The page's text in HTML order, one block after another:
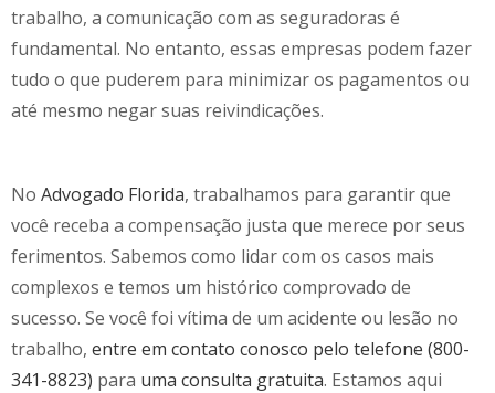
trabalho, a comunicação com as seguradoras é
fundamental. No entanto, essas empresas podem fazer
tudo o que puderem para minimizar os pagamentos ou
até mesmo negar suas reivindicações.
No Advogado Florida, trabalhamos para garantir que
você receba a compensação justa que merece por seus
ferimentos. Sabemos como lidar com os casos mais
complexos e temos um histórico comprovado de
sucesso. Se você foi vítima de um acidente ou lesão no
trabalho, entre em contato conosco pelo telefone (800-
341-8823) para uma consulta gratuita. Estamos aqui